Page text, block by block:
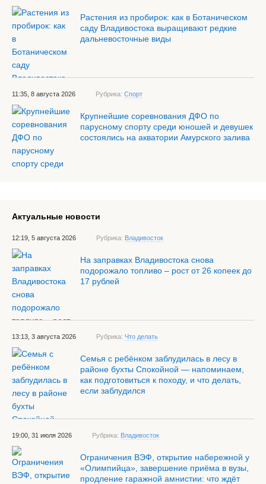
Растения из пробирок: как в Ботаническом
саду Владивостока выращивают редкие
дальневосточные виды
11:35, 8 августа 2026 Рубрика: Спорт
Крупнейшие соревнования ДФО по
парусному спорту среди юношей и девушек
состоялись на акватории Амурского залива
Актуальные новости
12:19, 5 августа 2026 Рубрика: Владивосток
На заправках Владивостока снова
подорожало топливо – рост от 26 копеек до
17 рублей
13:13, 3 августа 2026 Рубрика: Что делать
Семья с ребёнком заблудилась в лесу в
районе бухты Спокойной — напоминаем,
как подготовиться к походу, и что делать,
если заблудился
19:00, 31 июля 2026 Рубрика: Владивосток
Ограничения ВЭФ, открытие набережной у
«Олимпийца», завершение приёма в вузы,
продление гаражной амнистии: что ждёт